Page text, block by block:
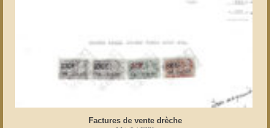
Factures de vente drèche